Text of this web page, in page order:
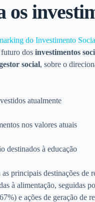
os
do Investimento
futuro dos investimentos
social, sobre o
atualmente
nos valores atuais
destinados à educação
principais destinações
à alimentação, seguidas
e ações de geração de